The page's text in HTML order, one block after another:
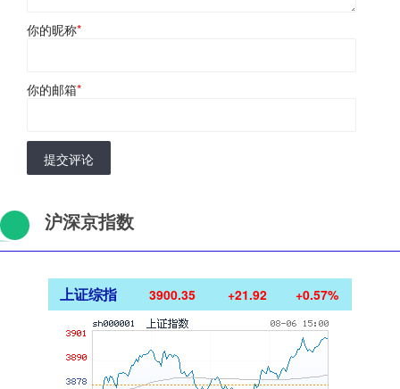
你的昵称*
你的邮箱*
提交评论
沪深京指数
上证综指 3900.35 +21.92 +0.57%